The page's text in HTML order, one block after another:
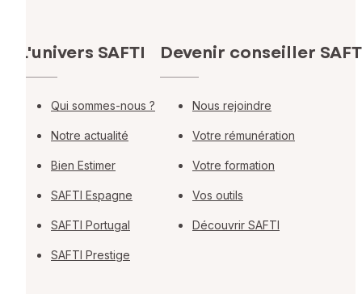
L'univers SAFTI
Qui sommes-nous ?
Notre actualité
Bien Estimer
SAFTI Espagne
SAFTI Portugal
SAFTI Prestige
Devenir conseiller
Nous rejoindre
Votre rémunération
Votre formation
Vos outils
Découvrir SAFTI